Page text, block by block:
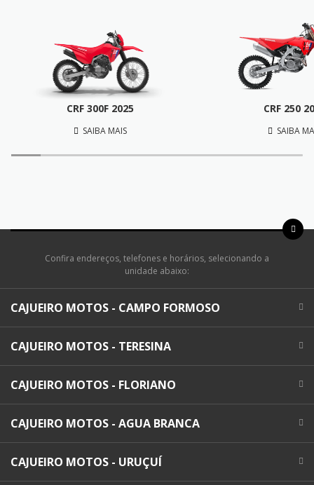
CRF 300F 2025
SAIBA MAIS
CRF 250
SAIBA
Confira endereços, telefones e horários, selecionando a
unidade abaixo:
CAJUEIRO MOTOS - CAMPO FORMOSO
CAJUEIRO MOTOS - TERESINA
CAJUEIRO MOTOS - FLORIANO
CAJUEIRO MOTOS - AGUA BRANCA
CAJUEIRO MOTOS - URUÇUÍ